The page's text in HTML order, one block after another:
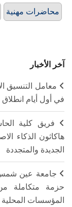
محاضرات مهنية
آخر الأخبار
في أول أيام انطلاق
فريق كلية
هاكاثون الذكاء
الجديدة والمتجددة
جامعة عين شمس
حزمة متكاملة
المؤسسات المحلية